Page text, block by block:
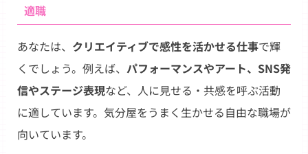
適職
あなたは、 クリエイティブで感性を活かせる仕事で輝
くでしょう。例えば、 パフォーマンスやアート、SNS発
信やステージ表現など、人に見せる・共感を呼ぶ活動
に適しています。気分屋をうまく生かせる自由な職場が
向いています。